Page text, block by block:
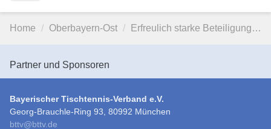
Home Oberbayern-Ost Erfreulich starke Beteiligung…
Partner und Sponsoren
Bayerischer Tischtennis-Verband e.V.
Georg-Brauchle-Ring 93, 80992 München
bttv@bttv.de